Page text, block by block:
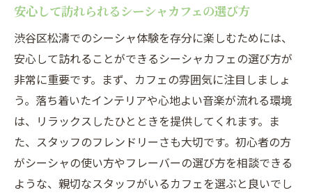
初めての松濤シーシャ選びアドバイス
松濤シーシャの選び方ガイド
シーシャと共に楽しむ松濤での週末リフレッシ
ュ
松濤の週末シーシャプラン
シーシャと過ごす松濤の休日
松濤でのシーシャ体験リフレッシュ法
週末を楽しむ松濤のシーシャスポット
安心して訪れられるシーシャカフェの選び方
渋谷区松濤でのシーシャ体験を存分に楽しむためには、
安心して訪れることができるシーシャカフェの選び方が
非常に重要です。まず、カフェの雰囲気に注目しましょ
う。落ち着いたインテリアや心地よい音楽が流れる環境
は、リラックスしたひとときを提供してくれます。ま
た、スタッフのフレンドリーさも大切です。初心者の方
がシーシャの使い方やフレーバーの選び方を相談できる
ような、親切なスタッフがいるカフェを選ぶと良いでし